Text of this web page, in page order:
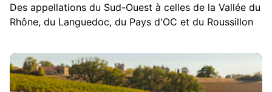
Des appellations du Sud-Ouest à celles de la Vallée du
Rhône, du Languedoc, du Pays d'OC et du Roussillon